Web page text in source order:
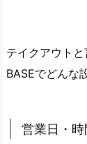
テイクアウトと
BASEでどんな
営業日・時